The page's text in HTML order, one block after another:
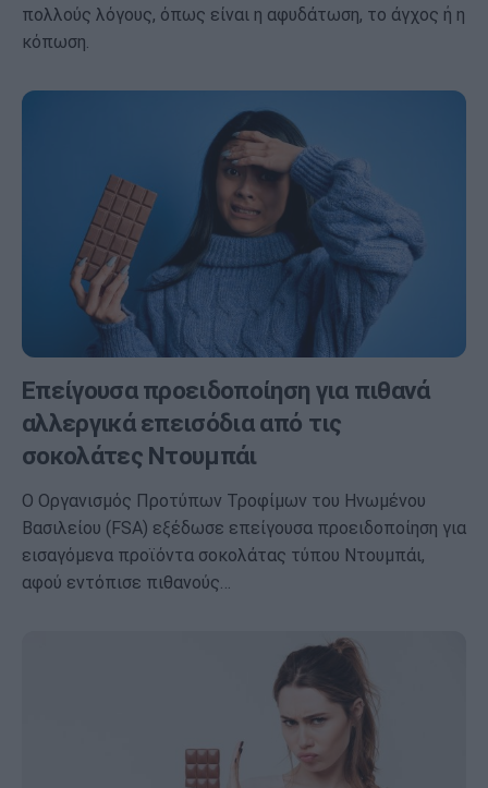
πολλούς λόγους, όπως είναι η αφυδάτωση, το άγχος ή η
κόπωση.
Επείγουσα προειδοποίηση για πιθανά
αλλεργικά επεισόδια από τις
σοκολάτες Ντουμπάι
Ο Οργανισμός Προτύπων Τροφίμων του Ηνωμένου
Βασιλείου (FSA) εξέδωσε επείγουσα προειδοποίηση για
εισαγόμενα προϊόντα σοκολάτας τύπου Ντουμπάι,
αφού εντόπισε πιθανούς…